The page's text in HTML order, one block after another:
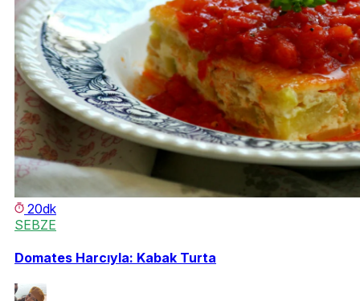
20dk
SEBZE
Domates Harcıyla: Kabak Turta